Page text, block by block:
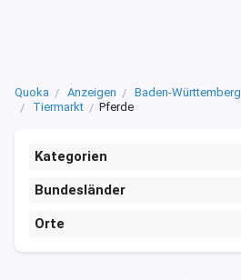
Quoka Anzeigen Baden-Württemberg
Tiermarkt
Pferde
Kategorien
Bundesländer
Orte